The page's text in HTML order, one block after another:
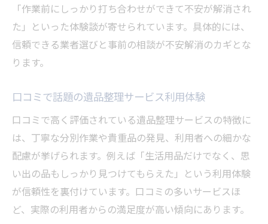
高評価遺品整理業者の特徴と選び方ガイド
遺品整理サービスの評判を確かめるコツ
安心して任せられる遺品整理業者の選定法
秋田県潟上市の遺品整理口コミ比較ガイド
差
秋田県潟上市で人気の遺品整理口コミまと
め
口コミ分析から見る遺品整理業者の選び方
遺品整理の評判を徹底比較して選ぶポイン
「作業前にしっかり打ち合わせができて不安が解消され
た」といった体験談が寄せられています。具体的には、
信頼できる業者選びと事前の相談が不安解消のカギとな
ります。
口コミで話題の遺品整理サービス利用体験
口コミで高く評価されている遺品整理サービスの特徴に
は、丁寧な分別作業や貴重品の発見、利用者への細かな
配慮が挙げられます。例えば「生活用品だけでなく、思
い出の品もしっかり見つけてもらえた」という利用体験
が信頼性を裏付けています。口コミの多いサービスほ
ど、実際の利用者からの満足度が高い傾向にあります。